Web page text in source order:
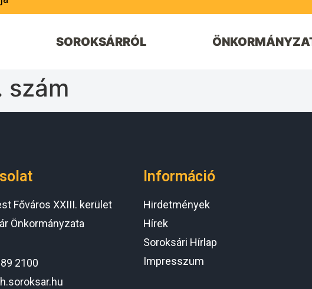
SOROKSÁRRÓL
szám
Főváros XXIII. kerület
Önkormányzata
2100
Információ
Hirdetmények
Hírek
Soroksári Hírlap
Impresszum